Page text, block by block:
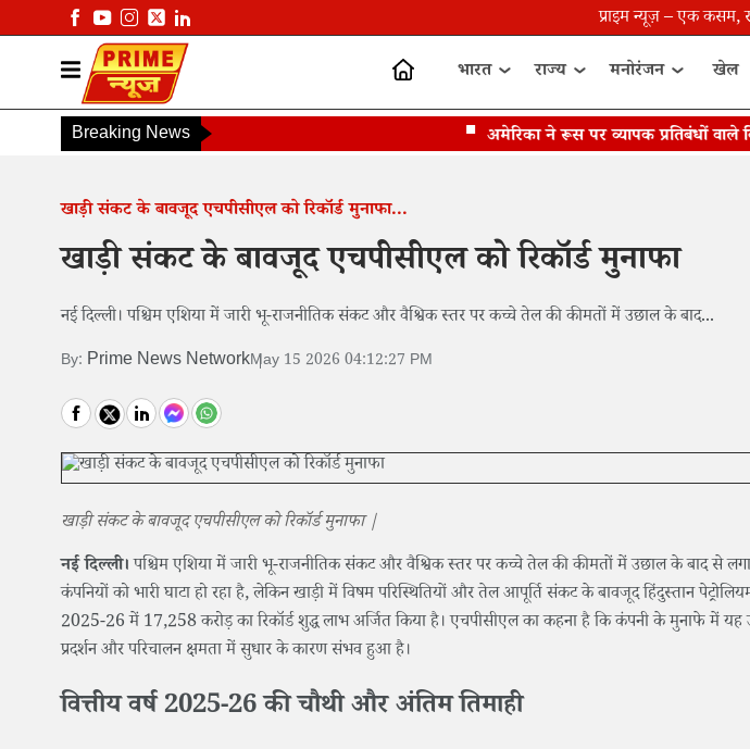
प्राइम न्यूज़ – एक कसम,
भारत राज्य मनोरंजन खेल
Breaking News अमेरिका ने रूस पर व्यापक प्रतिबंधों वाले बिल
खाड़ी संकट के बावजूद एचपीसीएल को रिकॉर्ड मुनाफा...
खाड़ी संकट के बावजूद एचपीसीएल को रिकॉर्ड मुनाफा
नई दिल्ली। पश्चिम एशिया में जारी भू-राजनीतिक संकट और वैश्विक स्तर पर कच्चे तेल की कीमतों में उछाल के बाद...
By: Prime News NetworkMay 15 2026 04:12:27 PM
खाड़ी संकट के बावजूद एचपीसीएल को रिकॉर्ड मुनाफा |
नई दिल्ली।पश्चिम एशिया में जारी भू-राजनीतिक संकट और वैश्विक स्तर पर कच्चे तेल की कीमतों में उछाल के बाद से
कंपनियों को भारी घाटा हो रहा है, लेकिन खाड़ी में विषम परिस्थितियों और तेल आपूर्ति संकट के बावजूद हिंदुस्तान
2025-26 में 17,258 करोड़ का रिकॉर्ड शुद्ध लाभ अर्जित किया है। एचपीसीएल का कहना है कि कंपनी के मुनाफे में यह
प्रदर्शन और परिचालन क्षमता में सुधार के कारण संभव हुआ है।
वित्तीय वर्ष 2025-26 की चौथी और अंतिम तिमाही